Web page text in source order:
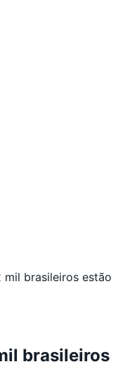
mil brasileiros estão
brasileiros